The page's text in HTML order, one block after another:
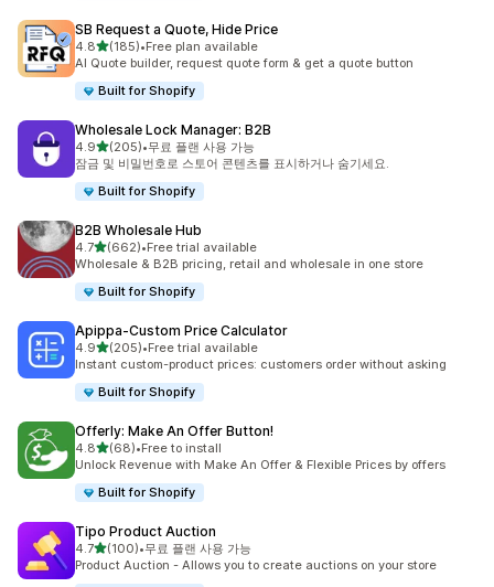
SB Request a Quote, Hide Price
4.8별 5개 중
(185)
총 리뷰 185개
•Free plan available
AI Quote builder, request quote form & get a quote button
Built for Shopify
Wholesale Lock Manager: B2B
4.9별 5개 중
(205)
총 리뷰 205개
•무료 플랜 사용 가능
잠금 및 비밀번호로 스토어 콘텐츠를 표시하거나 숨기세요.
Built for Shopify
B2B Wholesale Hub
4.7별 5개 중
(662)
총 리뷰 662개
•Free trial available
Wholesale & B2B pricing, retail and wholesale in one store
Built for Shopify
Apippa‑Custom Price Calculator
4.9별 5개 중
(205)
총 리뷰 205개
•Free trial available
Instant custom-product prices: customers order without asking
Built for Shopify
Offerly: Make An Offer Button!
4.8별 5개 중
(68)
총 리뷰 68개
•Free to install
Unlock Revenue with Make An Offer & Flexible Prices by offers
Built for Shopify
Tipo Product Auction
4.7별 5개 중
(100)
총 리뷰 100개
•무료 플랜 사용 가능
Product Auction - Allows you to create auctions on your store